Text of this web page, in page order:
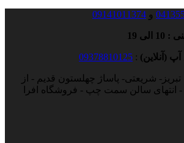
و 09141011374
19
(آنلاین) :
09378810125
تبریز- شریعتی- پاساژ چهلستون قدیم - از
انتهای سالن سمت چپ - فروشگاه افرا